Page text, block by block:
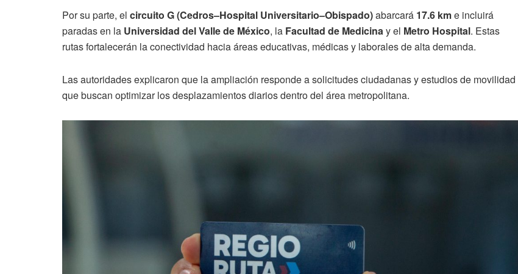
Por su parte, el circuito G (Cedros–Hospital Universitario–Obispado)abarcará 17.6 kme incluirá
paradas en la Universidad del Valle de México, la Facultad de Medicinay el Metro Hospital. Estas
rutas fortalecerán la conectividad hacia áreas educativas, médicas y laborales de alta demanda.
Las autoridades explicaron que la ampliación responde a solicitudes ciudadanas y estudios de movilidad
que buscan optimizar los desplazamientos diarios dentro del área metropolitana.